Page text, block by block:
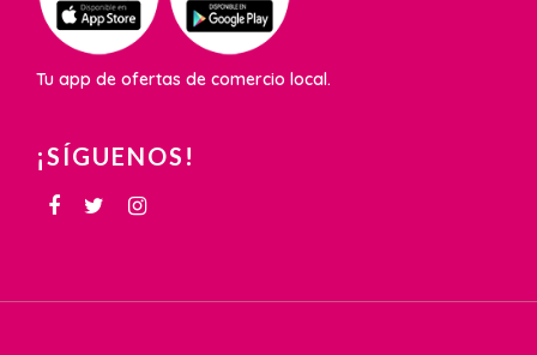
Tu app de ofertas de comercio local.
¡SÍGUENOS!